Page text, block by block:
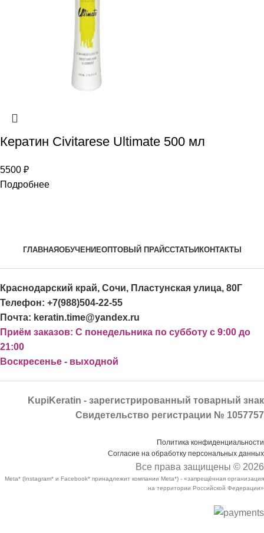
Кератин Civitarese Ultimate 500 мл
5500 ₽
Подробнее
ГЛАВНАЯОБУЧЕНИЕОПТОВЫЙ ПРАЙССТАТЬИ КОНТАКТЫ
Краснодарский край, Сочи, Пластунская улица, 80Г
Телефон: +7(988)504-22-55
Почта: keratin.time@yandex.ru
Приём заказов: С понедельника по субботу с 9:00 до
21:00
Воскресенье - выходной
KupiKeratin - зарегистрированный товарный знак
Свидетельство регистрации № 1057757
Политика конфиденциальности
Согласие на обработку персональных данных
Все права защищены © 2026
Meta* (Instagram* и Facebook* принадлежит компании Meta*) - «запрещённая организация
на территории Российской Федерации»